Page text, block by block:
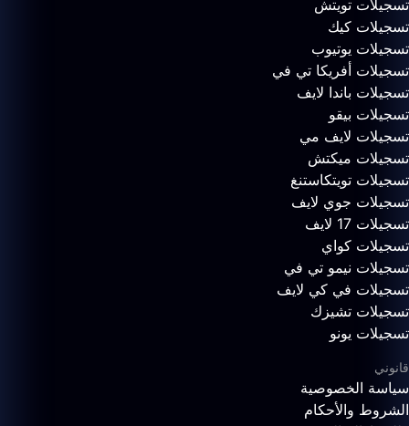
تسجيلات تويتش
تسجيلات كيك
تسجيلات يوتيوب
تسجيلات أفريكا تي في
تسجيلات باندا لايف
تسجيلات بيقو
تسجيلات لايف مي
تسجيلات ميكتش
تسجيلات تويتكاستنغ
تسجيلات جوي لايف
تسجيلات 17 لايف
تسجيلات كواي
تسجيلات نيمو تي في
تسجيلات في كي لايف
تسجيلات تشيزك
تسجيلات يونو
قانوني
سياسة الخصوصية
الشروط والأحكام